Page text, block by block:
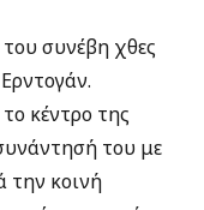
συνέβη χθες
κέντρο της
του με
την κοινή